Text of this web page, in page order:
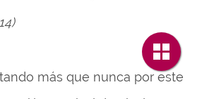
más que nunca por este